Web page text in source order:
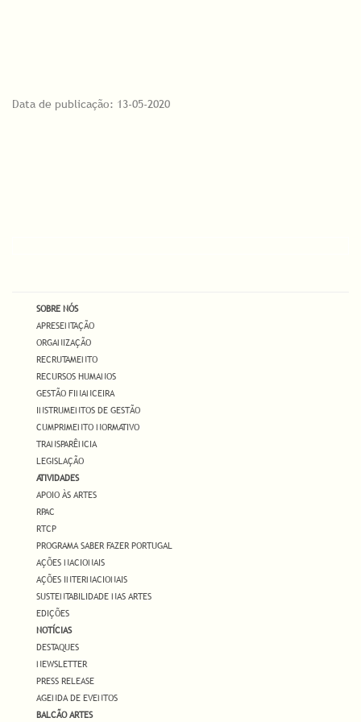
Data de publicação: 13-05-2020
SOBRE NÓS
APRESENTAÇÃO
ORGANIZAÇÃO
RECRUTAMENTO
RECURSOS HUMANOS
GESTÃO FINANCEIRA
INSTRUMENTOS DE GESTÃO
CUMPRIMENTO NORMATIVO
TRANSPARÊNCIA
LEGISLAÇÃO
ATIVIDADES
APOIO ÀS ARTES
RPAC
RTCP
PROGRAMA SABER FAZER PORTUGAL
AÇÕES NACIONAIS
AÇÕES INTERNACIONAIS
SUSTENTABILIDADE NAS ARTES
EDIÇÕES
NOTÍCIAS
DESTAQUES
NEWSLETTER
PRESS RELEASE
AGENDA DE EVENTOS
BALCÃO ARTES